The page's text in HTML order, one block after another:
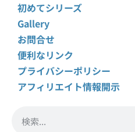
初めてシリーズ
Gallery
お問合せ
便利なリンク
プライバシーポリシー
アフィリエイト情報開示